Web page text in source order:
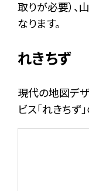
取りが必要）、
なります。
れきちず
現代の地図デ
ビス「れきちず